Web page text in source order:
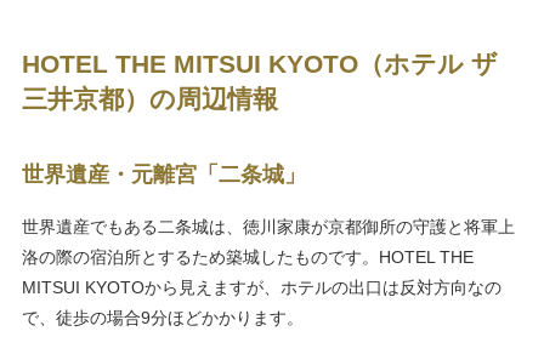
HOTEL THE MITSUI KYOTO（ホテル ザ
三井京都）の周辺情報
世界遺産・元離宮「二条城」
世界遺産でもある二条城は、徳川家康が京都御所の守護と将軍上
洛の際の宿泊所とするため築城したものです。HOTEL THE
MITSUI KYOTOから見えますが、ホテルの出口は反対方向なの
で、徒歩の場合9分ほどかかります。